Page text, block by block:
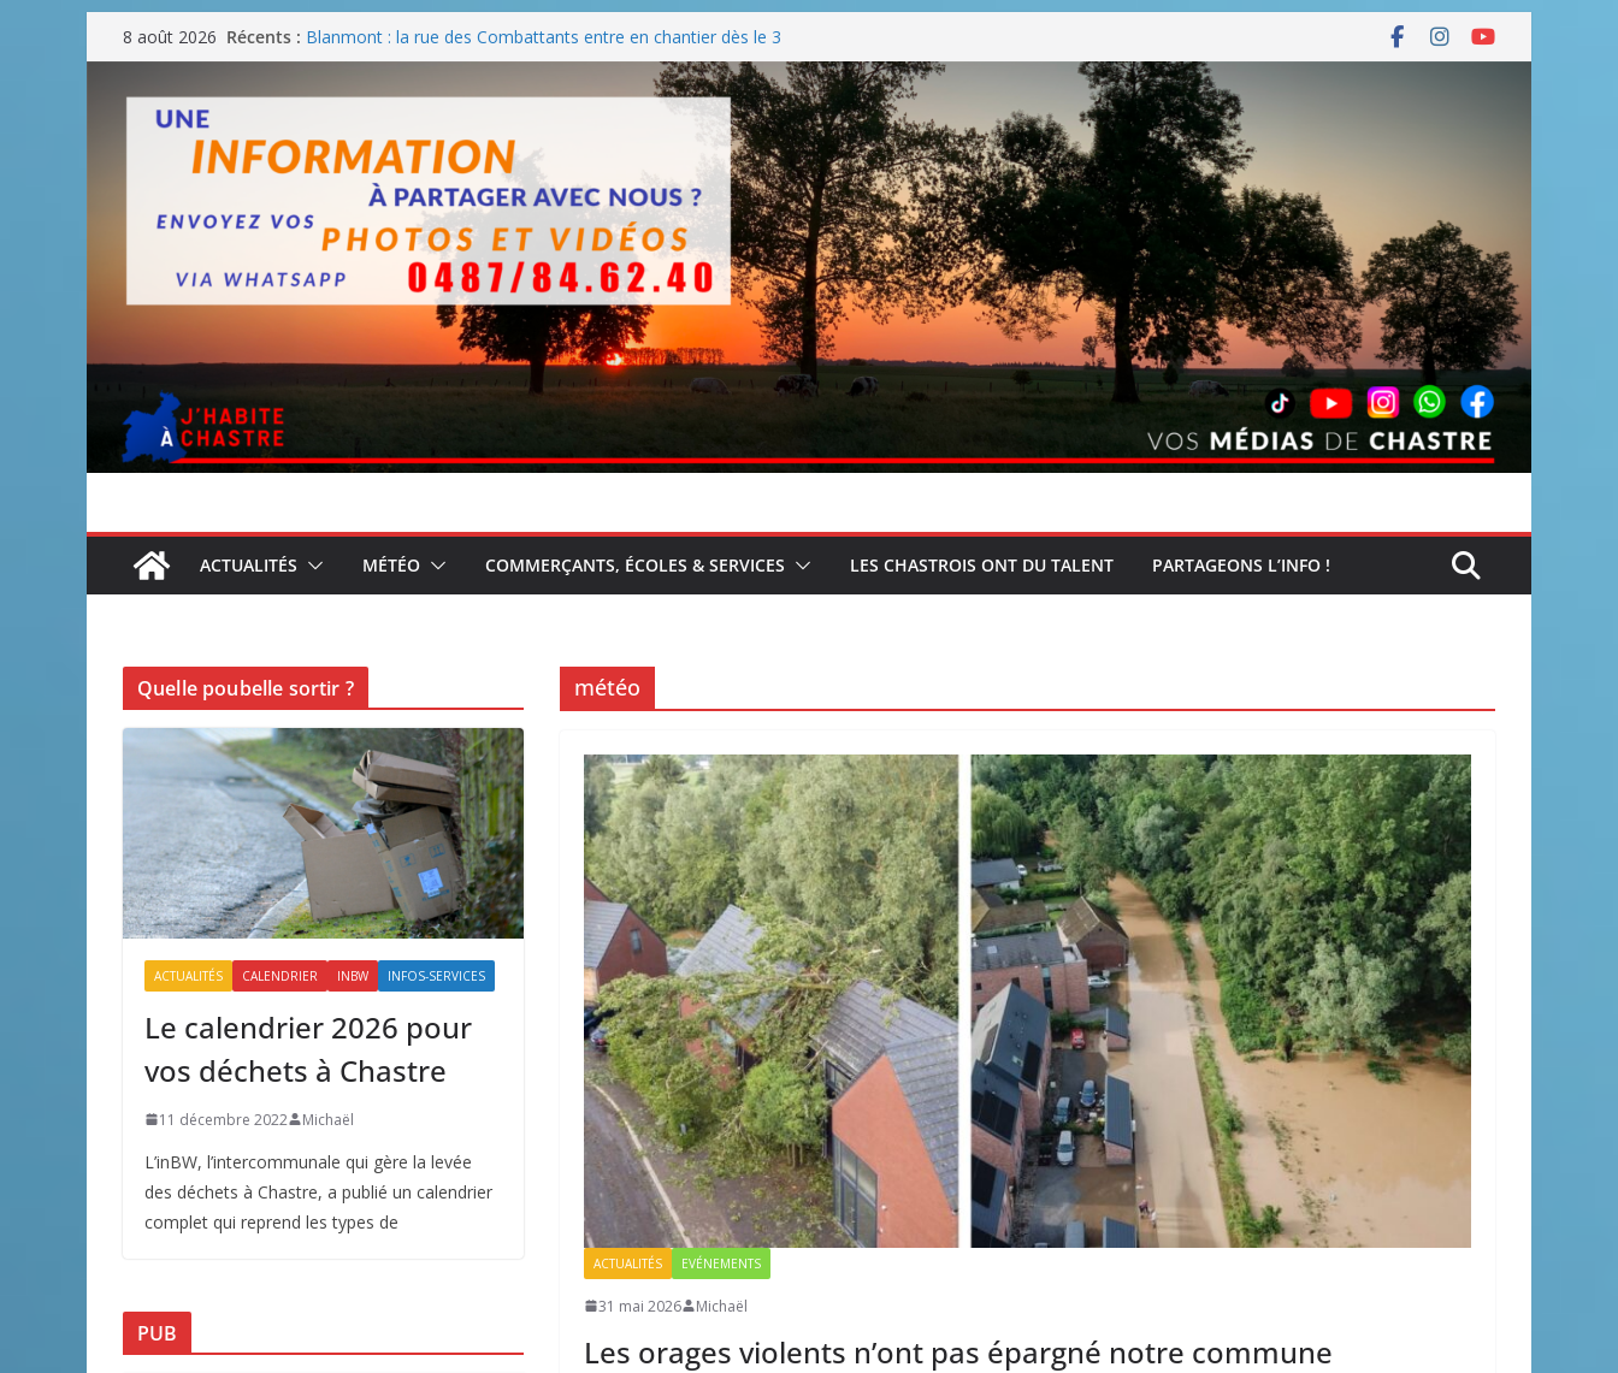
Passer
au
contenu
8 août 2026 Récents : Blanmont : la rue des Combattants entre en chantier dès le 3
août
Une fête nationale sans drache
ACTUALITÉS MÉTÉO COMMERÇANTS, ÉCOLES & SERVICES LES CHASTROIS ONT DU TALENT PARTAGEONS L’INFO !
météo
ACTUALITÉS EVÉNEMENTS
31 mai 2026 Michaël
Les orages violents n’ont pas épargné notre commune
Quelle poubelle sortir ?
ACTUALITÉS CALENDRIER INBW INFOS-SERVICES
Le calendrier 2026 pour
vos déchets à Chastre
11 décembre 2022 Michaël
L’inBW, l’intercommunale qui gère la levée
des déchets à Chastre, a publié un calendrier
complet qui reprend les types de
PUB